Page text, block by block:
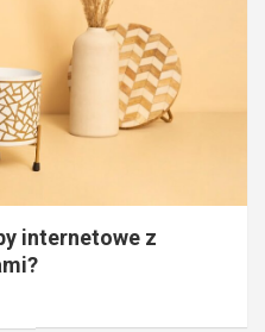
internetowe z